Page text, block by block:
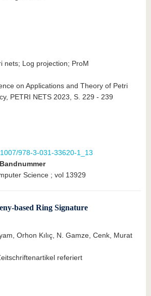
nets; Log projection; ProM
on Applications and Theory of Petri
PETRI NETS 2023, S. 229 - 239
978-3-031-33620-1_13
Science ; vol 13929
based Ring Signature
Orhon Kılıç, N. Gamze, Cenk, Murat
referiert